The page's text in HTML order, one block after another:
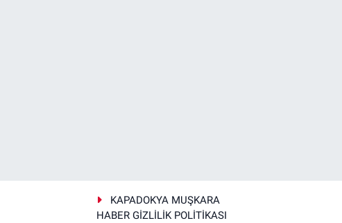
KAPADOKYA MUŞKARA
HABER GİZLİLİK POLİTİKASI